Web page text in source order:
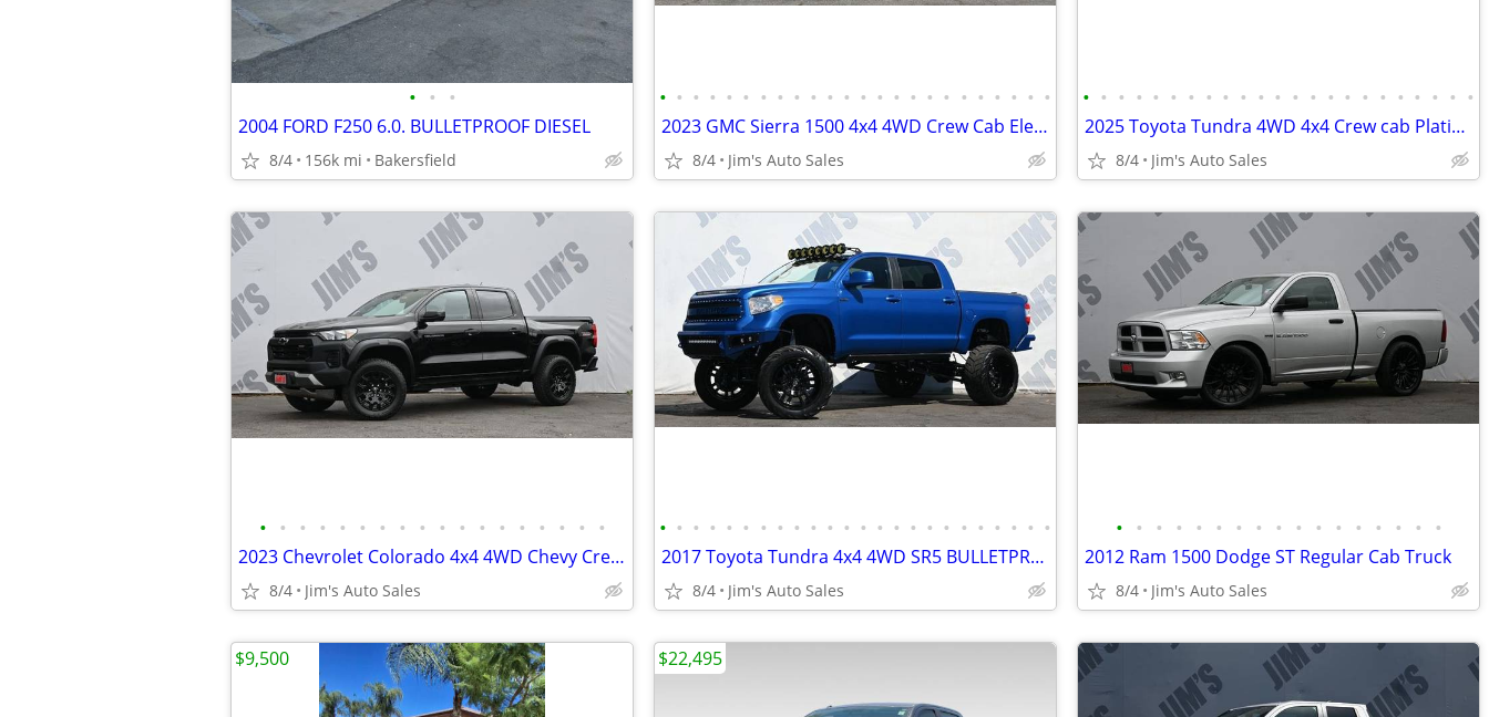
• • •
2004 FORD F250 6.0. BULLETPROOF DIESEL
8/4 156k mi Bakersfield
• • • • • • • • • • • • • • • • • • • • • • • •
2023 GMC Sierra 1500 4x4 4WD Crew Cab Elevation ReadyLIFT Suspension
8/4 Jim's Auto Sales
• • • • • • • • • • • • • • • • • • • • • • •
2025 Toyota Tundra 4WD 4x4 Crew cab Platinum CrewMax 17 Blackrhino Whe
8/4 Jim's Auto Sales
• • • • • • • • • • • • • • • • • •
2023 Chevrolet Colorado 4x4 4WD Chevy Crew Cab Trail Boss Truck
8/4 Jim's Auto Sales
• • • • • • • • • • • • • • • • • • • • • • • •
2017 Toyota Tundra 4x4 4WD SR5 BULLETPROOF Suspension 20 FUEL Wheels
8/4 Jim's Auto Sales
• • • • • • • • • • • • • • • • •
2012 Ram 1500 Dodge ST Regular Cab Truck
8/4 Jim's Auto Sales
$9,500 $22,495